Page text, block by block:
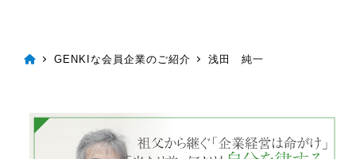
GENKIな会員企業のご紹介 浅田 純一